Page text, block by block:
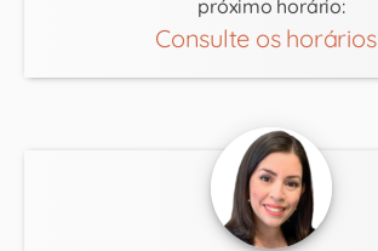
próximo horário:
Consulte os horários